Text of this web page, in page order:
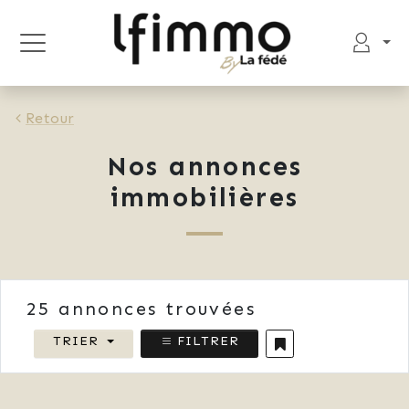
Retour
Nos annonces
immobilières
25 annonces trouvées
TRIER FILTRER